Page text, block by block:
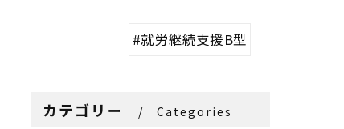
#就労継続支援B型
カテゴリー Categories